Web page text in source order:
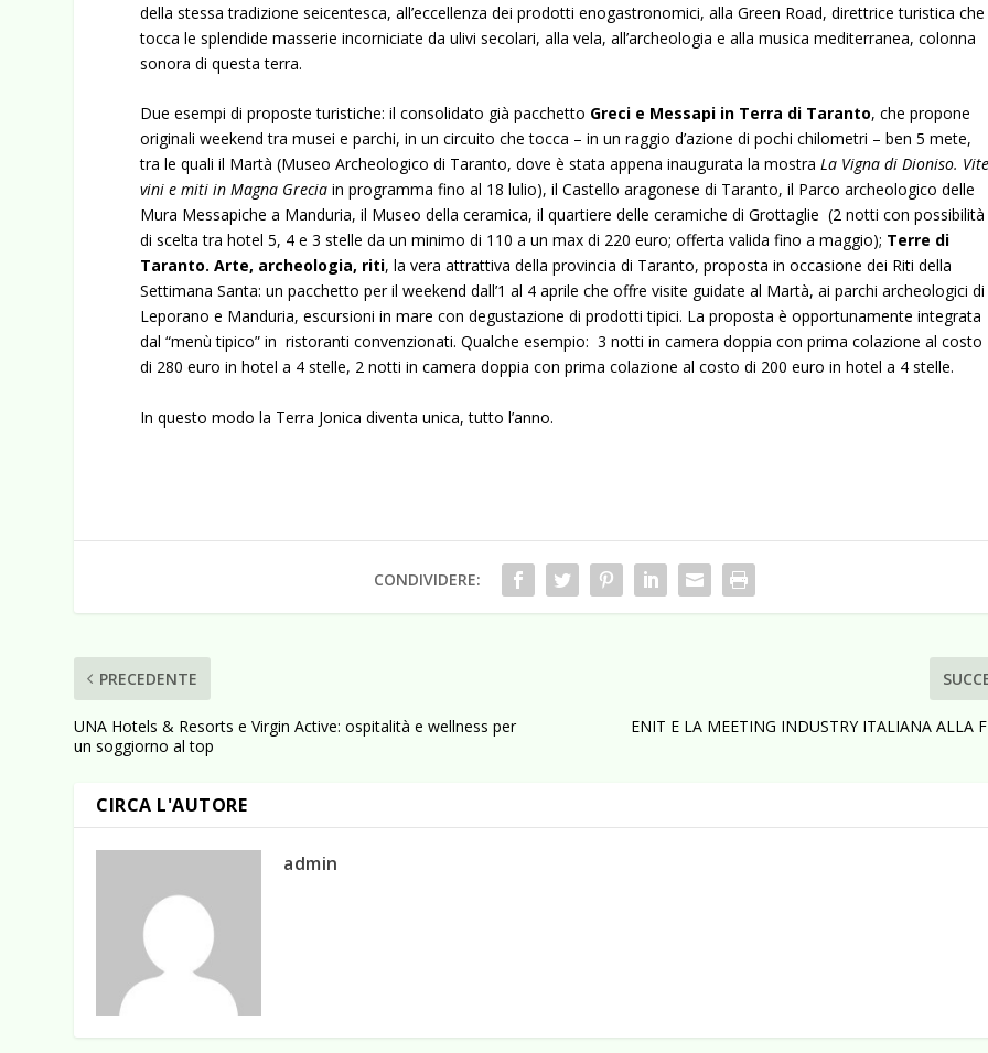
della stessa tradizione seicentesca, all’eccellenza dei prodotti enogastronomici, alla Green Road, direttrice turistica che
tocca le splendide masserie incorniciate da ulivi secolari, alla vela, all’archeologia e alla musica mediterranea, colonna
sonora di questa terra.
Due esempi di proposte turistiche: il consolidato già pacchetto Greci e Messapi in Terra di Taranto, che propone
originali weekend tra musei e parchi, in un circuito che tocca – in un raggio d’azione di pochi chilometri – ben 5 mete,
tra le quali il Martà (Museo Archeologico di Taranto, dove è stata appena inaugurata la mostraLa Vigna di Dioniso.
vini e miti in Magna Grecia in programma fino al 18 lulio), il Castello aragonese di Taranto, il Parco archeologico delle
Mura Messapiche a Manduria, il Museo della ceramica, il quartiere delle ceramiche di Grottaglie (2 notti con possibilità
di scelta tra hotel 5, 4 e 3 stelle da un minimo di 110 a un max di 220 euro; offerta valida fino a maggio); Terre di
Taranto. Arte, archeologia, riti, la vera attrattiva della provincia di Taranto, proposta in occasione dei Riti della
Settimana Santa: un pacchetto per il weekend dall’1 al 4 aprile che offre visite guidate al Martà, ai parchi archeologici di
Leporano e Manduria, escursioni in mare con degustazione di prodotti tipici. La proposta è opportunamente integrata
dal “menù tipico” in ristoranti convenzionati. Qualche esempio: 3 notti in camera doppia con prima colazione al costo
di 280 euro in hotel a 4 stelle, 2 notti in camera doppia con prima colazione al costo di 200 euro in hotel a 4 stelle.
In questo modo la Terra Jonica diventa unica, tutto l’anno.
CONDIVIDERE:
PRECEDENTE
UNA Hotels & Resorts e Virgin Active: ospitalità e wellness per
un soggiorno al top
ENIT E LA MEETING INDUSTRY ITALIANA ALLA
CIRCA L'AUTORE
admin